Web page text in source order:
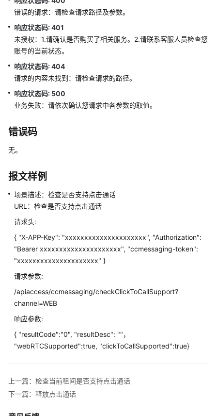
述
C1
系
统
配
置
接
口
第
三
方
请
权
排
队
信
主
动
席
侧
错误的请求：请检查请求路径及参数。
响应状态码: 401
未授权：1.请确认是否购买了相关服务。2.请联系客服人员检查您
账号的当前状态。
响应状态码: 404
请求的内容未找到：请检查请求的路径。
响应状态码: 500
业务失败：请依次确认您请求中各参数的取值。
错误码
无。
报文样例
场景描述：检查是否支持点击通话
URL：检查是否支持点击通话
请求头:
{ "X-APP-Key": "xxxxxxxxxxxxxxxxxxxxx", "Authorization":
"Bearer xxxxxxxxxxxxxxxxxxxxx", "ccmessaging-token":
"xxxxxxxxxxxxxxxxxxxxx" }
请求参数:
/apiaccess/ccmessaging/checkClickToCallSupport?
channel=WEB
响应参数:
{ "resultCode":"0", "resultDesc": ""，
"webRTCSupported":true, "clickToCallSupported":true}
上一篇：检查当前租间是否支持点击通话
下一篇：释放点击通话